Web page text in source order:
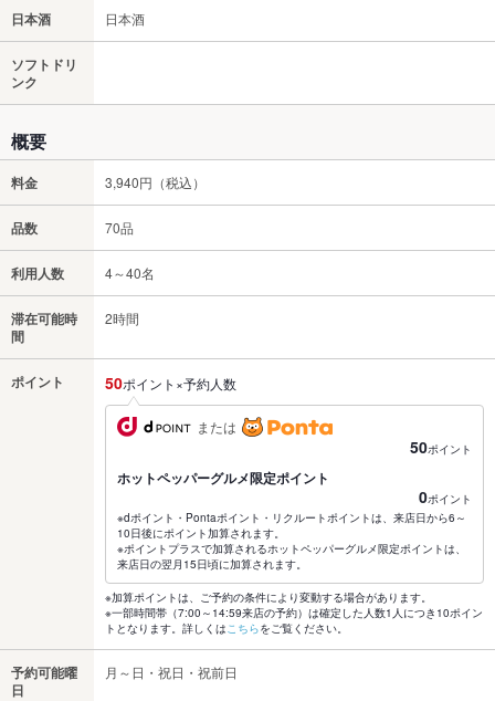
日本酒 日本酒
ソフトドリ
ンク
概要
料金 3,940円（税込）
品数 70品
利用人数 4～40名
滞在可能時
間
2時間
ポイント 50ポイント×予約人数
または
50ポイント
ホットペッパーグルメ限定ポイント
0ポイント
※dポイント・Pontaポイント・リクルートポイントは、来店日から6～
10日後にポイント加算されます。
※ポイントプラスで加算されるホットペッパーグルメ限定ポイントは、
来店日の翌月15日頃に加算されます。
※加算ポイントは、ご予約の条件により変動する場合があります。
※一部時間帯（7:00～14:59来店の予約）は確定した人数1人につき10ポイン
トとなります。詳しくはこちらをご覧ください。
予約可能曜
日
月～日・祝日・祝前日